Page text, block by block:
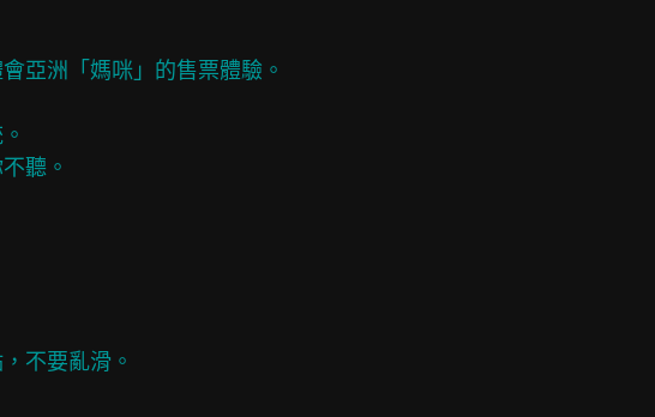
亞洲「媽咪」的售票體驗。
聽。
不要亂滑。